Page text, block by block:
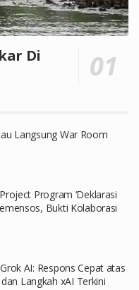
Di
Langsung War Room
Program ‘Deklarasi
Bukti Kolaborasi
AI: Respons Cepat atas
Langkah xAI Terkini